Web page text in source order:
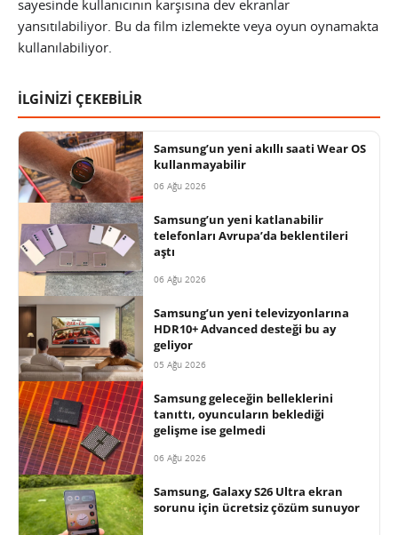
sayesinde kullanıcının karşısına dev ekranlar
yansıtılabiliyor. Bu da film izlemekte veya oyun oynamakta
kullanılabiliyor.
İLGİNİZİ ÇEKEBİLİR
Samsung’un yeni akıllı saati Wear OS
kullanmayabilir
06 Ağu 2026
Samsung’un yeni katlanabilir
telefonları Avrupa’da beklentileri
aştı
06 Ağu 2026
Samsung’un yeni televizyonlarına
HDR10+ Advanced desteği bu ay
geliyor
05 Ağu 2026
Samsung geleceğin belleklerini
tanıttı, oyuncuların beklediği
gelişme ise gelmedi
06 Ağu 2026
Samsung, Galaxy S26 Ultra ekran
sorunu için ücretsiz çözüm sunuyor